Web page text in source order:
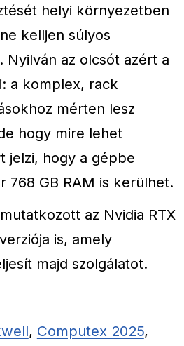
helyi környezetben
kelljen súlyos
Nyilván az olcsót azért a
a komplex, rack
mérten lesz
hogy mire lehet
jelzi, hogy a gépbe
768 GB RAM is kerülhet.
az Nvidia RTX
is, amely
majd szolgálatot.
, Computex 2025,